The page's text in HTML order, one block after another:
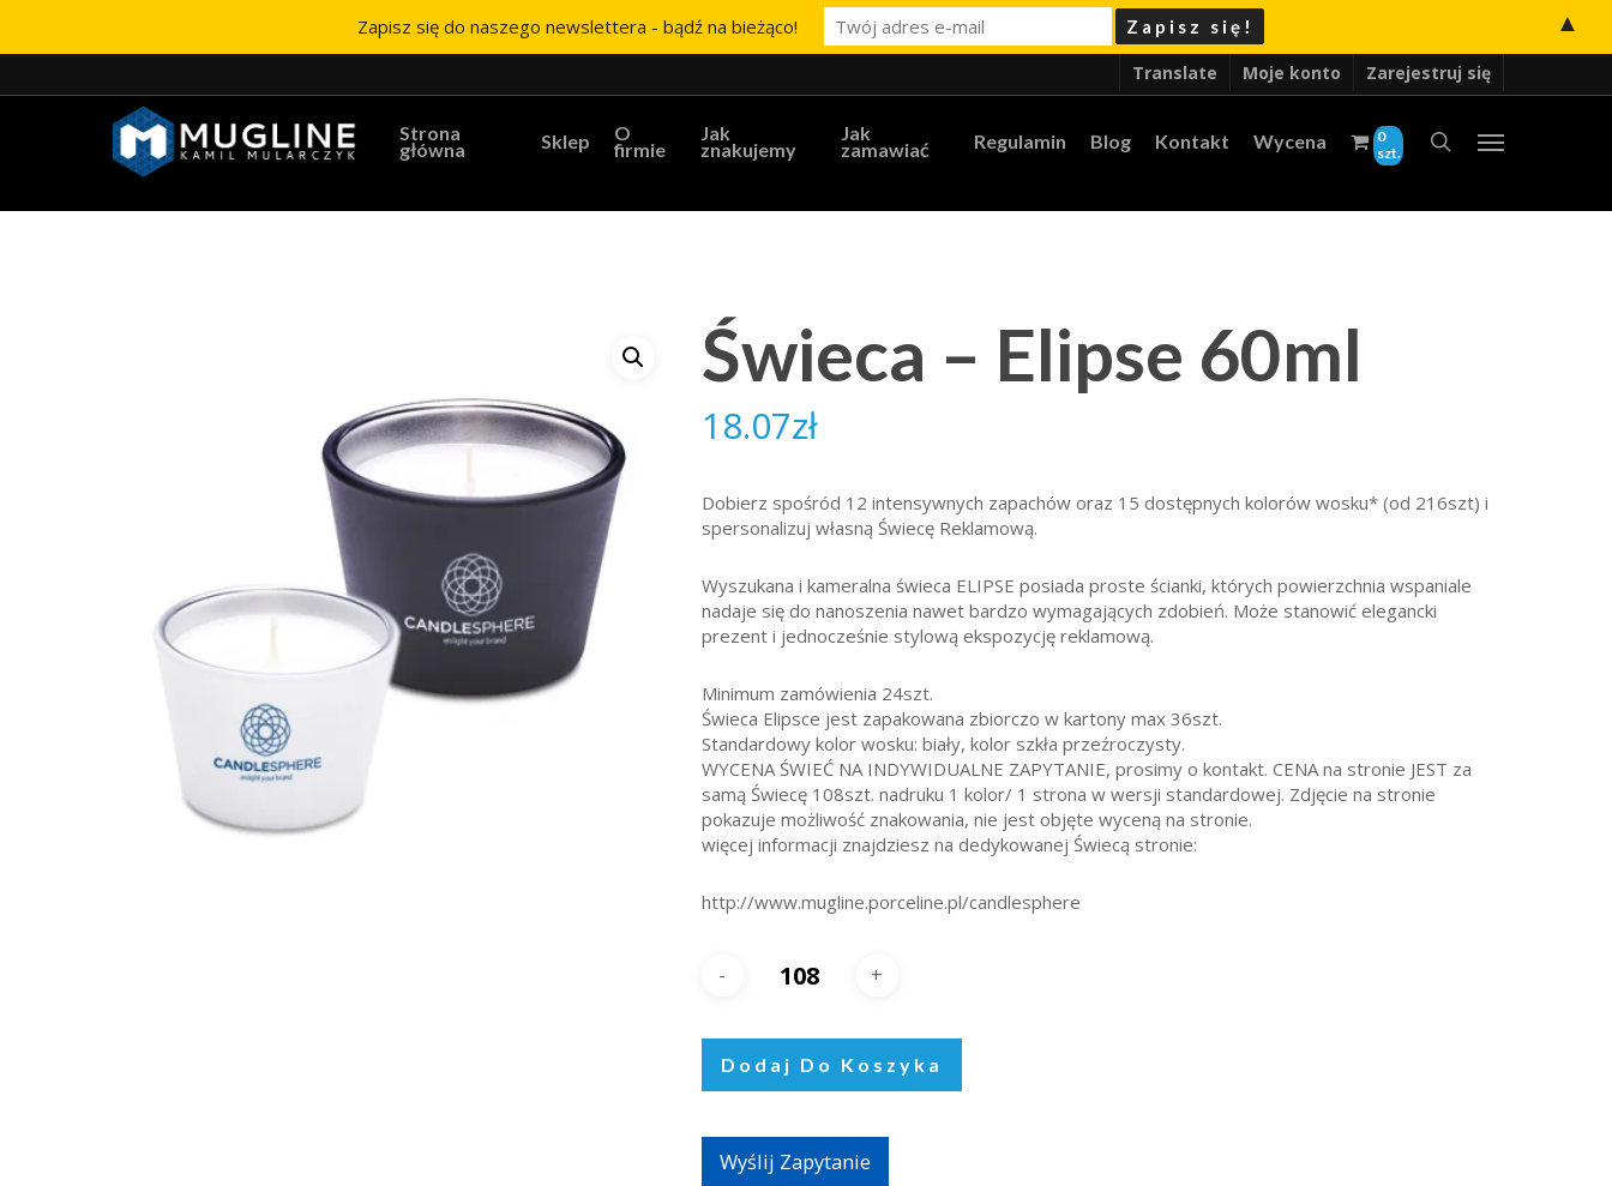
Translate Moje konto Zarejestruj się
Strona
główna Sklep O
firmie
Jak
znakujemy
Jak
zamawiać Regulamin Blog Kontakt Wycena
0
szt.
Świeca – Elipse 60ml
18.07zł
Dobierz spośród 12 intensywnych zapachów oraz 15 dostępnych kolorów wosku* (od 216szt) i
spersonalizuj własną Świecę Reklamową.
Wyszukana i kameralna świeca ELIPSE posiada proste ścianki, których powierzchnia wspaniale
nadaje się do nanoszenia nawet bardzo wymagających zdobień. Może stanowić elegancki
prezent i jednocześnie stylową ekspozycję reklamową.
Minimum zamówienia 24szt.
Świeca Elipsce jest zapakowana zbiorczo w kartony max 36szt.
Standardowy kolor wosku: biały, kolor szkła przeźroczysty.
WYCENA ŚWIEĆ NA INDYWIDUALNE ZAPYTANIE, prosimy o kontakt. CENA na stronie JEST za
samą Świecę 108szt. nadruku 1 kolor/ 1 strona w wersji standardowej. Zdjęcie na stronie
pokazuje możliwość znakowania, nie jest objęte wyceną na stronie.
więcej informacji znajdziesz na dedykowanej Świecą stronie:
http://www.mugline.porceline.pl/candlesphere
Dodaj Do Koszyka
Wyślij Zapytanie
Zapisz się do naszego newslettera - bądź na bieżąco! ▲